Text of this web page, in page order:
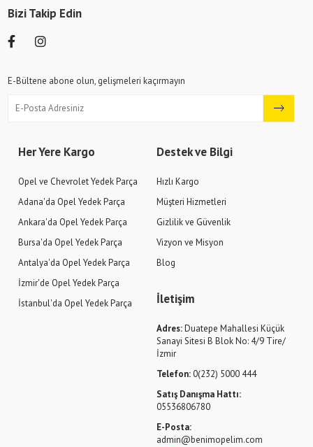
Her Yere Kargo
Opel ve Chevrolet Yedek Parça
Adana'da Opel Yedek Parça
Ankara'da Opel Yedek Parça
Bursa'da Opel Yedek Parça
Antalya'da Opel Yedek Parça
İzmir'de Opel Yedek Parça
İstanbul'da Opel Yedek Parça
Destek ve Bilgi
Hızlı Kargo
Müşteri Hizmetleri
Gizlilik ve Güvenlik
Vizyon ve Misyon
Blog
İletişim
Adres:Duatepe Mahallesi Küçük
Sanayi Sitesi B Blok No: 4/9 Tire/
İzmir
Telefon: 0(232) 5000 444
Satış Danışma Hattı:
05536806780
E-Posta:
admin@benimopelim.com
Bizi Takip Edin
E-Bültene abone olun, gelişmeleri kaçırmayın